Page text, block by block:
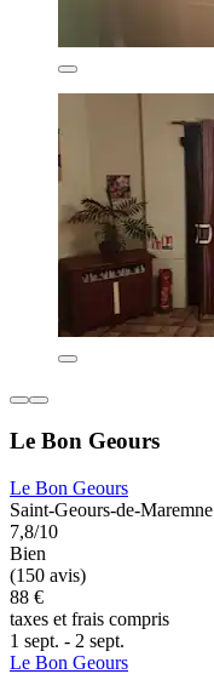
Le Bon Geours
Le Bon Geours
Saint-Geours-de-Maremne
7,8/10
Bien
(150 avis)
88 €
taxes et frais compris
1 sept. - 2 sept.
Le Bon Geours